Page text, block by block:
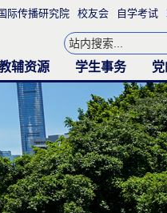
际传播研究院 校友会 自学考试
辅资源
图书室
外语教学实验中心
语言测试与评估中心
同声传译实验室
听说语言室
3D虚拟录播实验室
学生事务
教务通知
学工办
团委学生会
本科生园地
研究生园地
就业与实习
表格下载